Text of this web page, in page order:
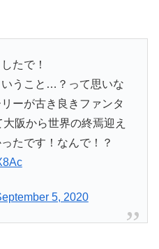
たで！
うこと…？って思いな
ーが古き良きファンタ
阪から世界の終焉迎え
たです！なんで！？
5, 2020